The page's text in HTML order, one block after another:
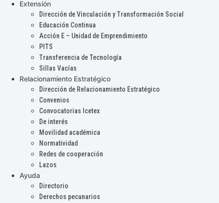
Extensión
Dirección de Vinculación y Transformación Social
Educación Continua
Acción E – Unidad de Emprendimiento
PITS
Transferencia de Tecnología
Sillas Vacías
Relacionamiento Estratégico
Dirección de Relacionamiento Estratégico
Convenios
Convocatorias Icetex
De interés
Movilidad académica
Normatividad
Redes de cooperación
Lazos
Ayuda
Directorio
Derechos pecunarios